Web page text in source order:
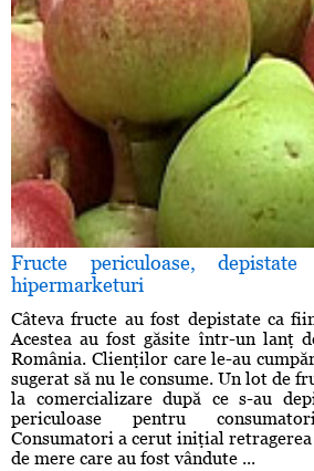
Fructe periculoase,
hipermarketuri
Câteva fructe au fost depistate ca
Acestea au fost găsite într-un lanţ
România. Clienţilor care le-au
sugerat să nu le consume. Un lot de
la comercializare după ce s-au
periculoase pentru
Consumatori a cerut iniţial
de mere care au fost vândute ...